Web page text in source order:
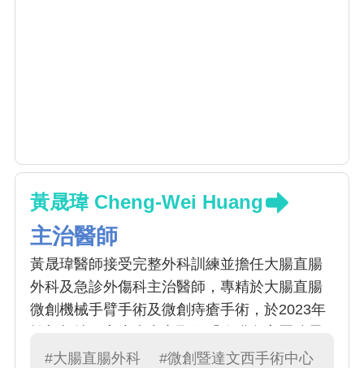
黃晟瑋 Cheng-Wei Huang
主治醫師
黃晟瑋醫師接受完整外科訓練並擔任大腸直腸
外科及急診外傷科主治醫師，專精於大腸直腸
微創機械手臂手術及微創痔瘡手術，於2023年
化學治療 (PIPAC)」手術認證，為追求對困難
#大腸直腸外科 #微創暨達文西手術中心